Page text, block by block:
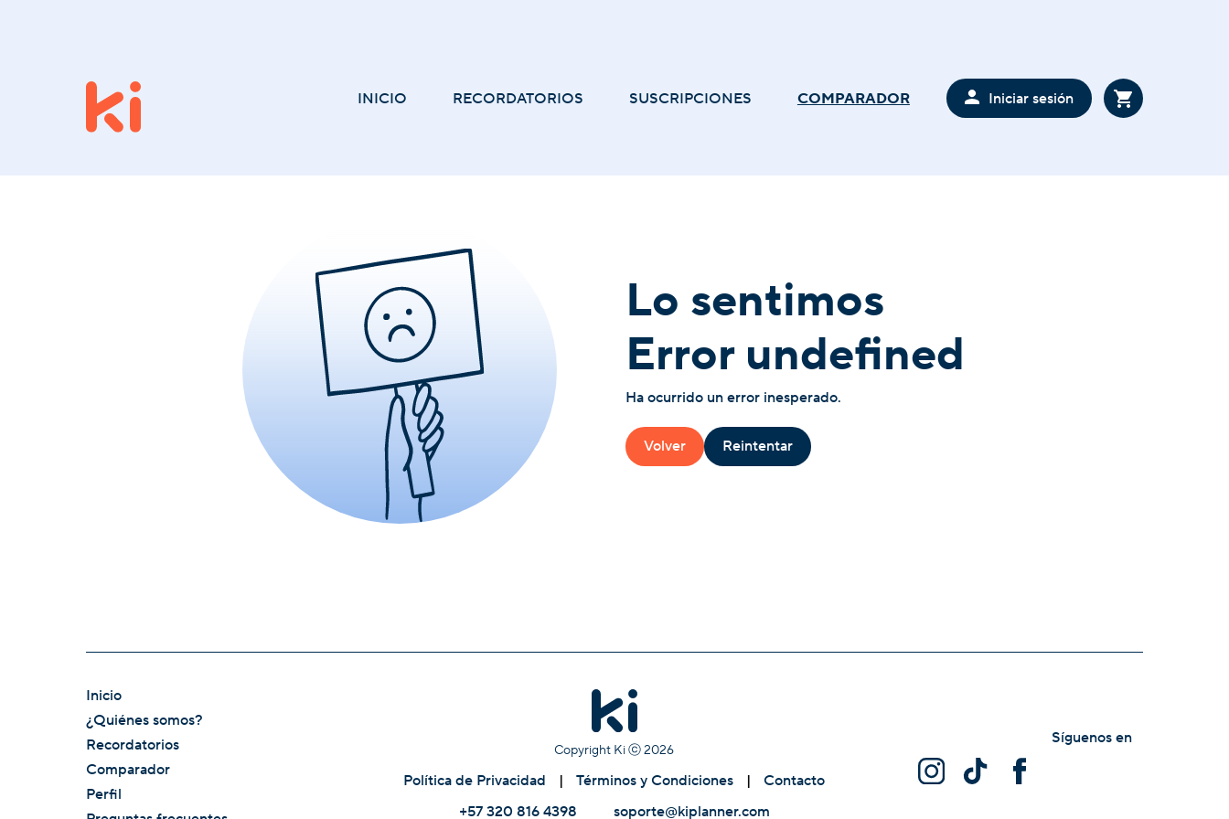
INICIO RECORDATORIOS SUSCRIPCIONES COMPARADOR Iniciar sesión
Lo sentimos
Error undefined
Ha ocurrido un error inesperado.
Volver Reintentar
Inicio
¿Quiénes somos?
Recordatorios
Comparador
Perfil
Copyright Ki ⓒ2026
Política de Privacidad | Términos y Condiciones |
Contacto
+57 320 816 4398
soporte@kiplanner.com
Síguenos en